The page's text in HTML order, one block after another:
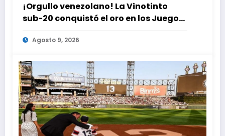
¡Orgullo venezolano! La Vinotinto
sub-20 conquistó el oro en los Juegos
Centroamericanos y del Caribe tras
unos dramáticos penales
Agosto 9, 2026